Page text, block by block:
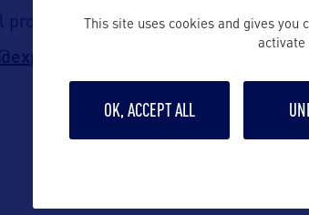
US :
This site uses cookies and gives you
activate
OK, ACCEPT ALL